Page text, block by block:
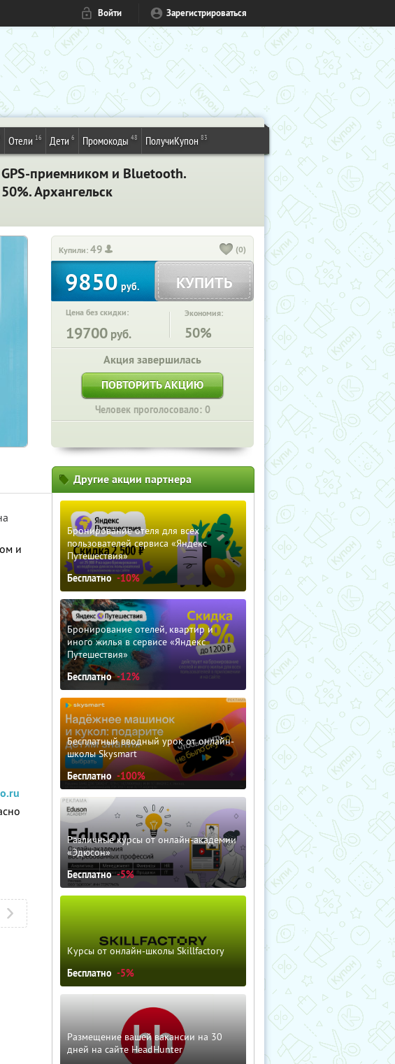
Войти Зарегистрироваться
Отели 16 Дети 6 Промокоды 48 ПолучиКупон 83
приемником и Bluetooth.
Архангельск
Купили:49 (0)
9850руб. КУПИТЬ
Цена без скидки:
19700 руб.
Экономия:
50%
Акция завершилась
ПОВТОРИТЬ АКЦИЮ
Человек проголосовало: 0
и
Другие акции партнера
Бронирование отеля для всех
пользователей сервиса «Яндекс
Путешествия»
Бесплатно -10%
Бронирование отелей, квартир и
иного жилья в сервисе «Яндекс
Путешествия»
Бесплатно -12%
Бесплатный вводный урок от онлайн-
школы Skysmart
Бесплатно -100%
Различные курсы от онлайн-академии
«Эдюсон»
Бесплатно -5%
Курсы от онлайн-школы Skillfactory
Бесплатно -5%
Размещение вашей вакансии на 30
дней на сайте HeadHunter